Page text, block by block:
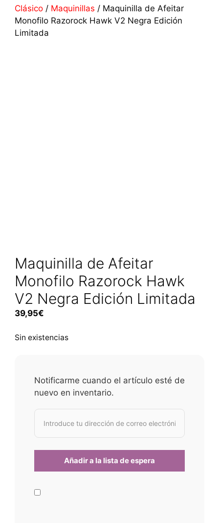
Clásico / Maquinillas / Maquinilla de Afeitar
Monofilo Razorock Hawk V2 Negra Edición
Limitada
Maquinilla de Afeitar
Monofilo Razorock Hawk
V2 Negra Edición Limitada
39,95€
Sin existencias
Notificarme cuando el artículo esté de
nuevo en inventario.